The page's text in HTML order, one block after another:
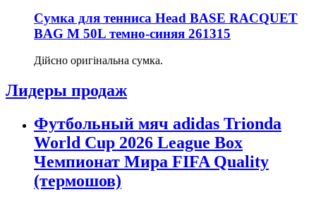
Сумка для тенниса Head BASE RACQUET
BAG M 50L темно-синяя 261315
Дійсно оригінальна сумка.
Лидеры продаж
Футбольный мяч adidas Trionda
World Cup 2026 League Box
Чемпионат Мира FIFA Quality
(термошов)